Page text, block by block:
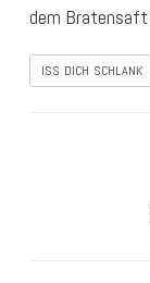
dem Bratensaft
ISS DICH SCHLANK